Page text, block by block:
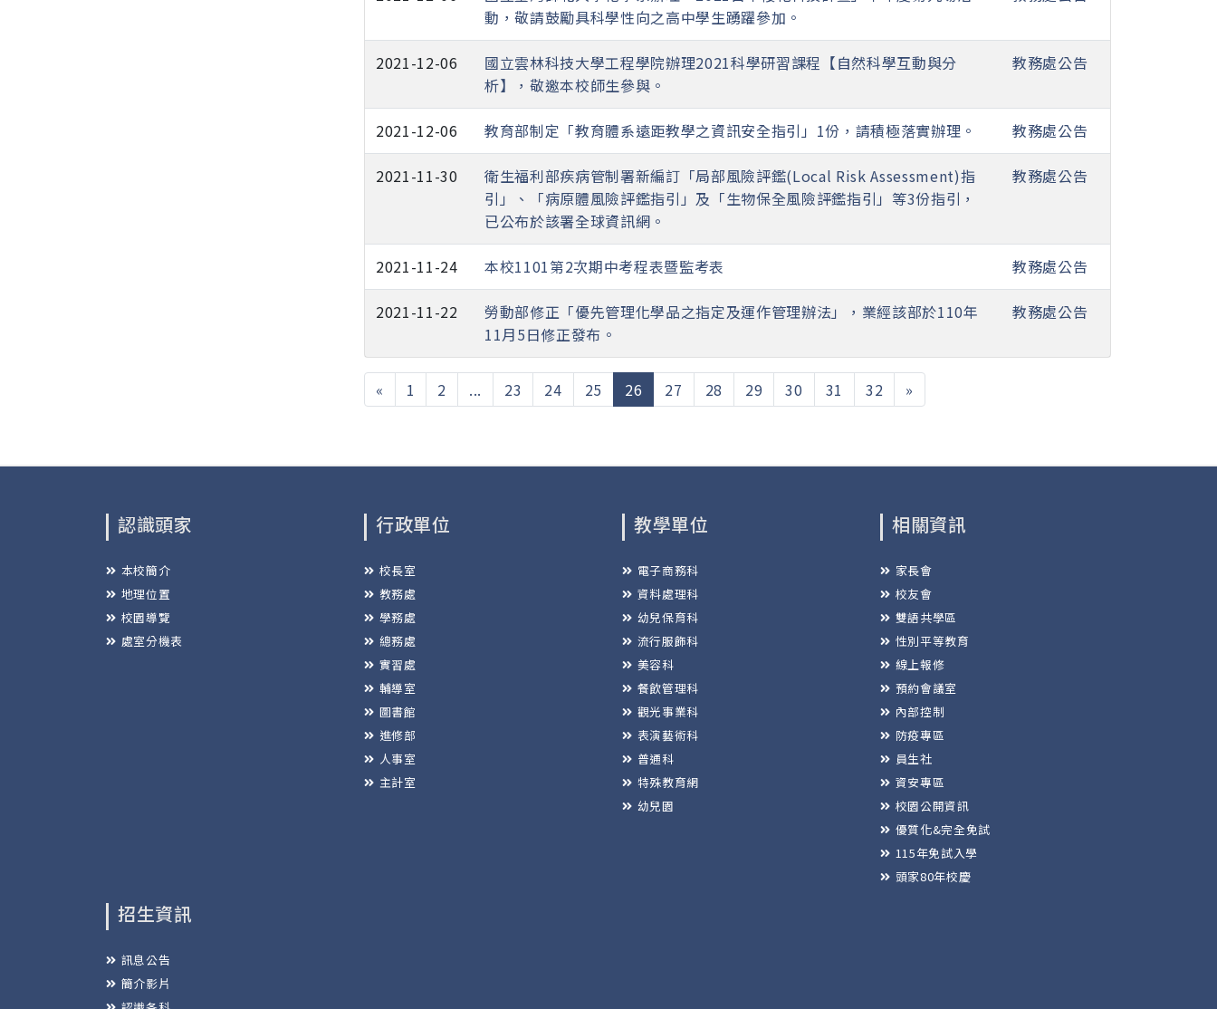
動，敬請鼓勵具科學性向之高中學生踴躍參加。
2021-12-06
國立雲林科技大學工程學院辦理2021科學研習課程【自然科學互動與分
析】，敬邀本校師生參與。
教務處公告
2021-12-06 教育部制定「教育體系遠距教學之資訊安全指引」1份，請積極落實辦理。 教務處公告
2021-11-30
衛生福利部疾病管制署新編訂「局部風險評鑑(Local Risk Assessment)指
引」、「病原體風險評鑑指引」及「生物保全風險評鑑指引」等3份指引，
已公布於該署全球資訊網。
教務處公告
2021-11-24 本校1101第2次期中考程表暨監考表 教務處公告
2021-11-22
勞動部修正「優先管理化學品之指定及運作管理辦法」，業經該部於110年
11月5日修正發布。
教務處公告
« 1 2 ... 23 24 25 26 (current)
27 28 29 30 31 32 »
認識頭家
本校簡介
地理位置
校園導覽
處室分機表
行政單位
校長室
教務處
學務處
總務處
實習處
輔導室
圖書館
進修部
人事室
主計室
教學單位
電子商務科
資料處理科
幼兒保育科
流行服飾科
美容科
餐飲管理科
觀光事業科
表演藝術科
普通科
特殊教育網
幼兒園
相關資訊
家長會
校友會
雙語共學區
性別平等教育
線上報修
預約會議室
內部控制
防疫專區
員生社
資安專區
校園公開資訊
優質化&完全免試
115年免試入學
頭家80年校慶
招生資訊
訊息公告
簡介影片